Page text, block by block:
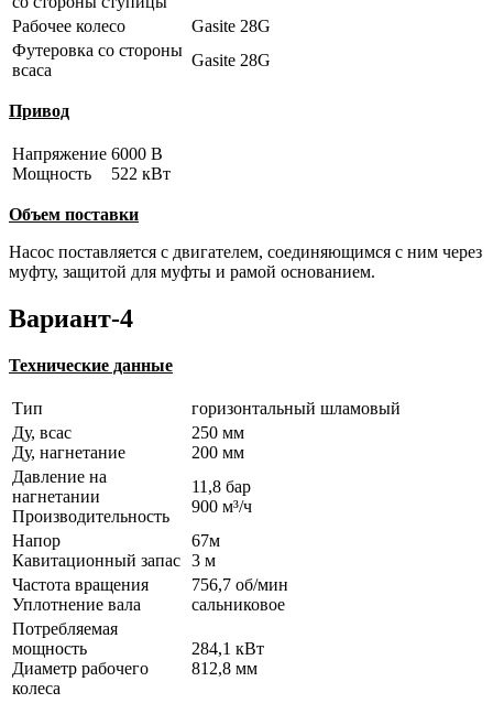
Рабочее колесо
Gasite 28G
Футеровка со стороны
всаса
Gasite 28G
Привод
Напряжение
Мощность
6000 В
522 кВт
Объем поставки
Насос поставляется с двигателем, соединяющимся с ним через
муфту, защитой для муфты и рамой основанием.
Вариант-4
Технические данные
Тип
горизонтальный шламовый
Ду, всас
Ду, нагнетание
250 мм
200 мм
Давление на
нагнетании
Производительность
11,8 бар
900 м³/ч
Напор
Кавитационный запас
67м
3 м
Частота вращения
Уплотнение вала
756,7 об/мин
сальниковое
Потребляемая
мощность
Диаметр рабочего
колеса
284,1 кВт
812,8 мм